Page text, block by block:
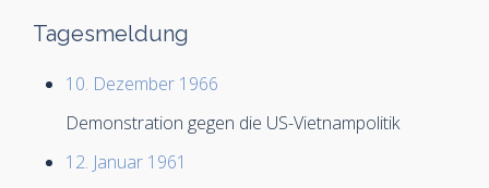
Tagesmeldung
10. Dezember 1966
Demonstration gegen die US-Vietnampolitik
12. Januar 1961